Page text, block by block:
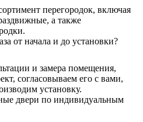
перегородок, включая
а также
от начала и до установки?
и замера помещения,
согласовываем его с вами,
установку.
двери по индивидуальным